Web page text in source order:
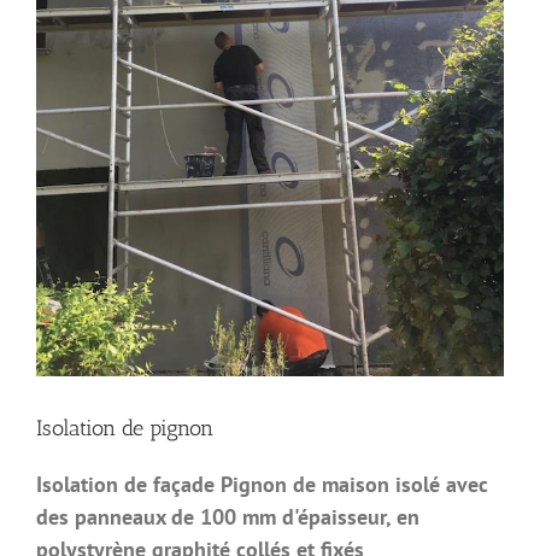
Isolation de pignon
Isolation de façade Pignon de maison isolé avec
des panneaux de 100 mm d'épaisseur, en
polystyrène graphité collés et fixés